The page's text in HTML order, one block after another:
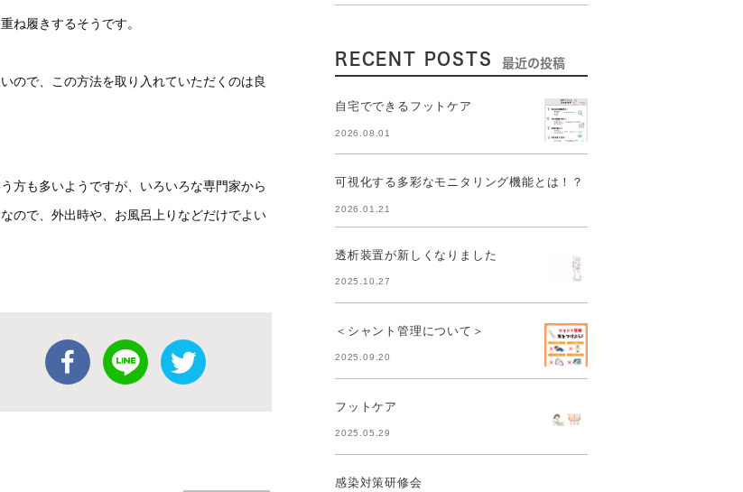
ね履きするそうです。
ので、この方法を取り入れていただくのは良
方も多いようですが、いろいろな専門家から
ので、外出時や、お風呂上りなどだけでよい
RECENT POSTS 最近の投稿
自宅でできるフットケア
2026.08.01
可視化する多彩なモニタリング機能とは！？
2026.01.21
透析装置が新しくなりました
2025.10.27
＜シャント管理について＞
2025.09.20
フットケア
2025.05.29
感染対策研修会